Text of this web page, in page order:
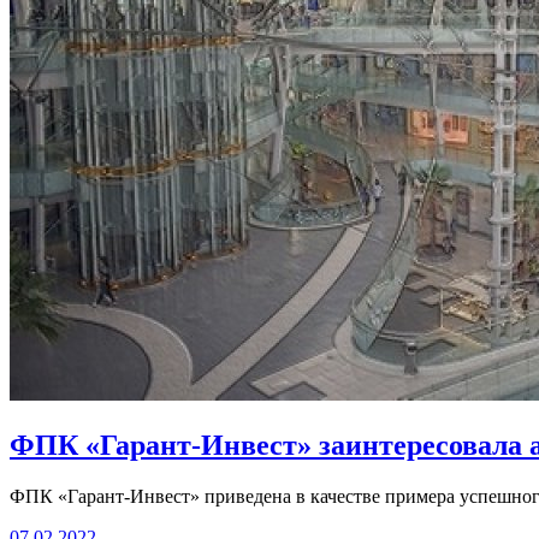
ФПК «Гарант-Инвест» заинтересовала
ФПК «Гарант-Инвест» приведена в качестве примера